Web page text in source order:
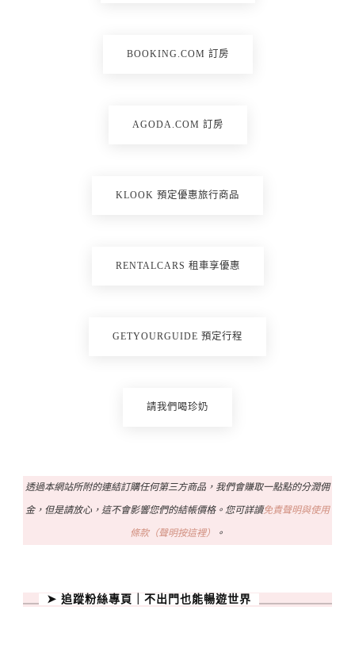
BOOKING.COM 訂房
AGODA.COM 訂房
KLOOK 預定優惠旅行商品
RENTALCARS 租車享優惠
GETYOURGUIDE 預定行程
請我們喝珍奶
透過本網站所附的連結訂購任何第三方商品，我們會賺取一點點的分潤佣
金，但是請放心，這不會影響您們的結帳價格。您可詳讀免責聲明與使用
條款（聲明按這裡） 。
➤ 追蹤粉絲專頁｜不出門也能暢遊世界